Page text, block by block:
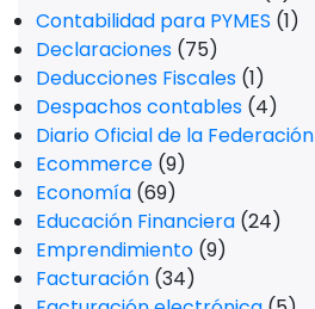
Contabilidad para PYMES (1)
Declaraciones (75)
Deducciones Fiscales (1)
Despachos contables (4)
Diario Oficial de la Federación
Ecommerce (9)
Economía (69)
Educación Financiera (24)
Emprendimiento (9)
Facturación (34)